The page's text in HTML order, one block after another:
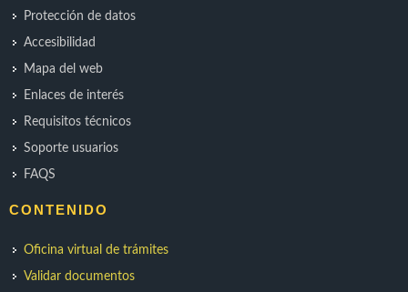
Protección de datos
Accesibilidad
Mapa del web
Enlaces de interés
Requisitos técnicos
Soporte usuarios
FAQS
CONTENIDO
Oficina virtual de trámites
Validar documentos